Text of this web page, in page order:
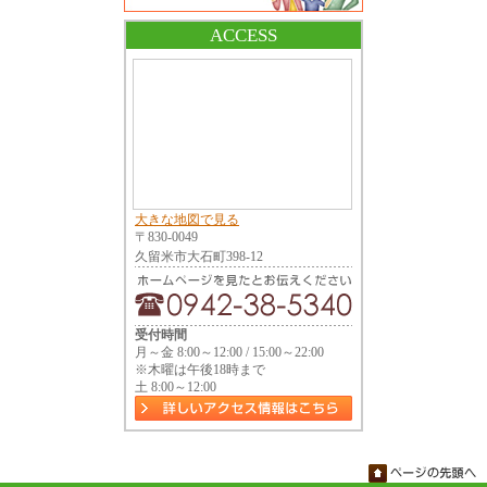
ACCESS
大きな地図で見る
〒830-0049
久留米市大石町398-12
受付時間
月～金 8:00～12:00 / 15:00～22:00
※木曜は午後18時まで
土 8:00～12:00